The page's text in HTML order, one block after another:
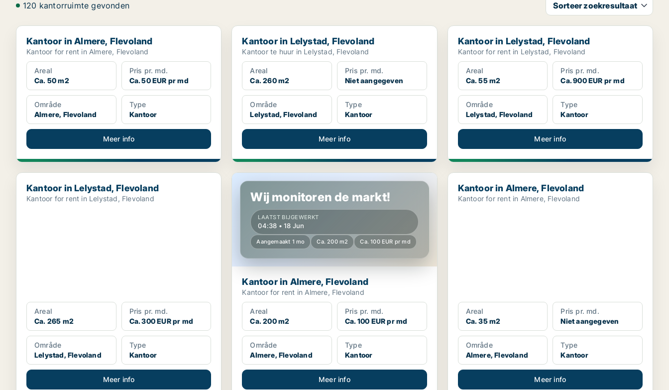
120 kantorruimte gevonden Sorteer zoekresultaat
Kantoor in Almere, Flevoland
Kantoor in Almere, Flevoland
Kantoor for rent in Almere, Flevoland
Areal
Ca. 50 m2
Pris pr. md.
Ca. 50 EUR pr md
Område
Almere, Flevoland
Type
Kantoor
Meer info
Kantoor in Lelystad, Flevoland
Kantoor in Lelystad, Flevoland
Kantoor te huur in Lelystad, Flevoland
Areal
Ca. 260 m2
Pris pr. md.
Niet aangegeven
Område
Lelystad, Flevoland
Type
Kantoor
Meer info
Kantoor in Lelystad, Flevoland
Kantoor in Lelystad, Flevoland
Kantoor for rent in Lelystad, Flevoland
Areal
Ca. 55 m2
Pris pr. md.
Ca. 900 EUR pr md
Område
Lelystad, Flevoland
Type
Kantoor
Meer info
Kantoor in Lelystad, Flevoland
Kantoor in Lelystad, Flevoland
Kantoor for rent in Lelystad, Flevoland
Areal
Ca. 265 m2
Pris pr. md.
Ca. 300 EUR pr md
Område
Lelystad, Flevoland
Type
Kantoor
Meer info
Kantoor in Almere, Flevoland
Wij monitoren de markt!
LAATST BIJGEWERKT
04:38 • 18 Jun
Aangemaakt 1 mo Ca. 200 m2 Ca. 100 EUR pr md
Kantoor in Almere, Flevoland
Kantoor for rent in Almere, Flevoland
Areal
Ca. 200 m2
Pris pr. md.
Ca. 100 EUR pr md
Område
Almere, Flevoland
Type
Kantoor
Meer info
Kantoor in Almere, Flevoland
Kantoor in Almere, Flevoland
Kantoor for rent in Almere, Flevoland
Areal
Ca. 35 m2
Pris pr. md.
Niet aangegeven
Område
Almere, Flevoland
Type
Kantoor
Meer info